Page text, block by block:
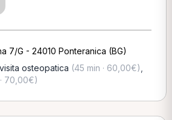
7/G - 24010 Ponteranica (BG)
osteopatica (45 min · 60,00€)
70,00€)